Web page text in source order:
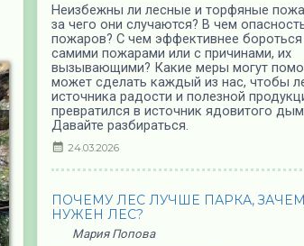
Неизбежны ли лесные и торфяные
за чего они случаются? В чем
пожаров? С чем эффективнее
самими пожарами или с причинами, их
вызывающими? Какие меры могут
может сделать каждый из нас, чтобы
источника радости и полезной
превратился в источник ядовитого
Давайте разбираться.
24.03.2026
ПОЧЕМУ ЛЕС ЛУЧШЕ ПАРКА, ЗАЧЕМ
НУЖЕН ЛЕС?
Мария Попова